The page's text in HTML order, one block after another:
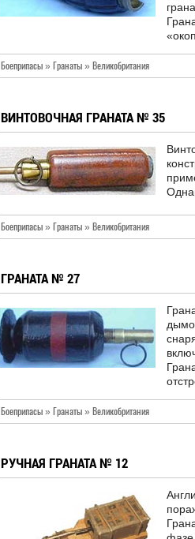
Боеприпасы » Гранаты » Великобритания
ВИНТОВОЧНАЯ ГРАНАТА № 35
Боеприпасы » Гранаты » Великобритания
ГРАНАТА № 27
Боеприпасы » Гранаты » Великобритания
РУЧНАЯ ГРАНАТА № 12